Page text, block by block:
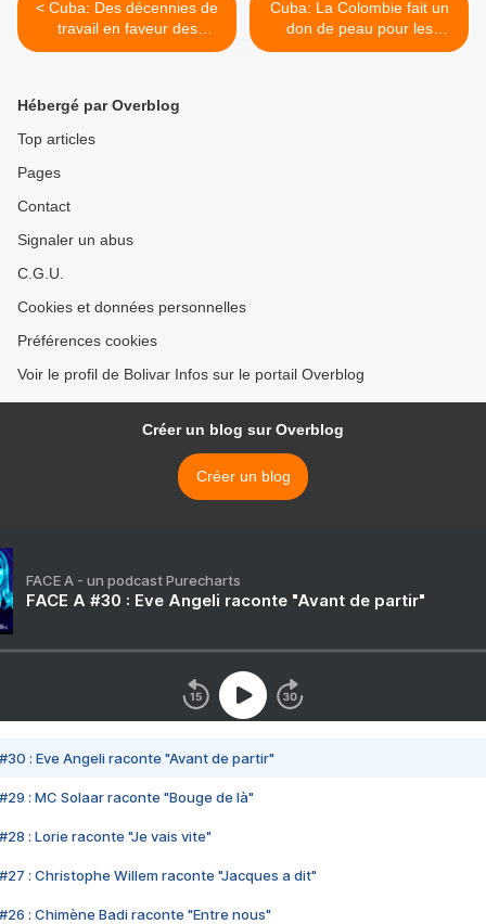
< Cuba: Des décennies de
travail en faveur des
femmes
Cuba: La Colombie fait un
don de peau pour les
personnes brûlées dans
Hébergé par Overblog
Top articles
Pages
Contact
Signaler un abus
C.G.U.
Cookies et données personnelles
Préférences cookies
Voir le profil de Bolivar Infos sur le portail Overblog
Créer un blog sur Overblog
Créer un blog
FACE A - un podcast Purecharts
FACE A #30 : Eve Angeli raconte "Avant de partir"
#30 : Eve Angeli raconte "Avant de partir"
#29 : MC Solaar raconte "Bouge de là"
#28 : Lorie raconte "Je vais vite"
#27 : Christophe Willem raconte "Jacques a dit"
#26 : Chimène Badi raconte "Entre nous"